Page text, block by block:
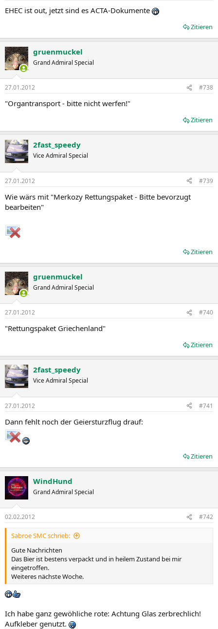
EHEC ist out, jetzt sind es ACTA-Dokumente
Zitieren
gruenmuckel
Grand Admiral Special
27.01.2012 #738
"Organtransport - bitte nicht werfen!"
Zitieren
2fast_speedy
Vice Admiral Special
27.01.2012 #739
Wie wärs mit "Merkozy Rettungspaket - Bitte bevorzugt
bearbeiten"
Zitieren
gruenmuckel
Grand Admiral Special
27.01.2012 #740
"Rettungspaket Griechenland"
Zitieren
2fast_speedy
Vice Admiral Special
27.01.2012 #741
Dann fehlt noch der Geiersturzflug drauf:
Zitieren
WindHund
Grand Admiral Special
02.02.2012 #742
Sabroe SMC schrieb:
Gute Nachrichten
Das Bier ist bestens verpackt und in heilem Zustand bei mir
eingetroffen.
Weiteres nächste Woche.
Ich habe ganz gewöhliche rote: Achtung Glas zerbrechlich!
Aufkleber genutzt.